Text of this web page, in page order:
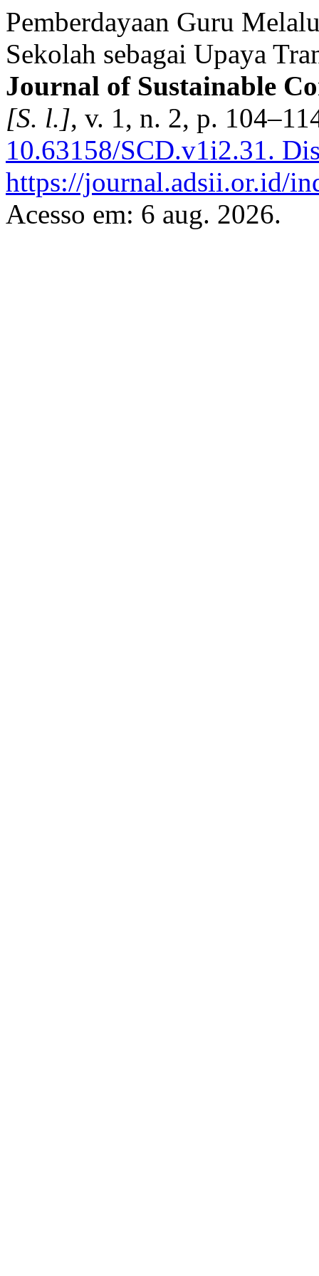
Pemberdayaan Guru
Sekolah sebagai Upaya
Journal of Sustainable
[S. l.], v. 1, n. 2, p.
10.63158/SCD.v1i2.31.
https://journal.adsii.or.id/
Acesso em: 6 aug. 2026.